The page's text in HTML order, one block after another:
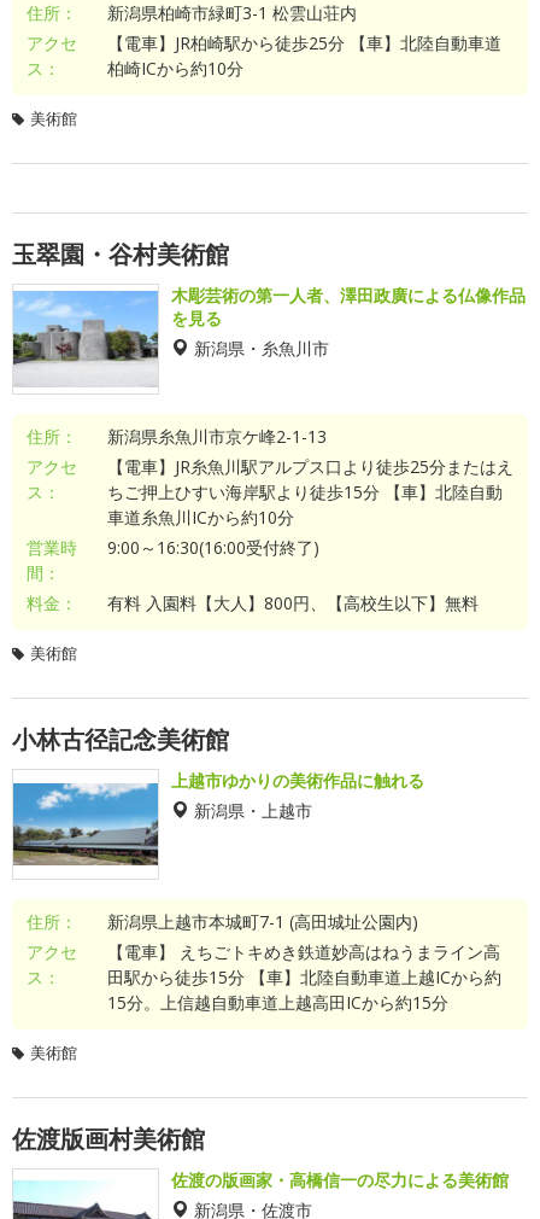
住所：
新潟県柏崎市緑町3-1 松雲山荘内
アクセ
ス：
【電車】JR柏崎駅から徒歩25分 【車】北陸自動車道
柏崎ICから約10分
美術館
玉翠園・谷村美術館
木彫芸術の第一人者、澤田政廣による仏像作品
を見る
新潟県・糸魚川市
住所：
新潟県糸魚川市京ケ峰2-1-13
アクセ
ス：
【電車】JR糸魚川駅アルプス口より徒歩25分またはえ
ちご押上ひすい海岸駅より徒歩15分 【車】北陸自動
車道糸魚川ICから約10分
営業時
間：
9:00～16:30(16:00受付終了)
料金： 有料 入園料【大人】800円、【高校生以下】無料
美術館
小林古径記念美術館
上越市ゆかりの美術作品に触れる
新潟県・上越市
住所：
新潟県上越市本城町7-1 (高田城址公園内)
アクセ
ス：
【電車】 えちごトキめき鉄道妙高はねうまライン高
田駅から徒歩15分 【車】北陸自動車道上越ICから約
15分。上信越自動車道上越高田ICから約15分
美術館
佐渡版画村美術館
佐渡の版画家・高橋信一の尽力による美術館
新潟県・佐渡市